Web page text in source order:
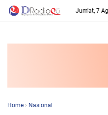
Jum'at, 7
Home › Nasional